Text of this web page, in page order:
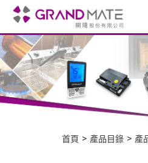
首頁 產品目錄 產